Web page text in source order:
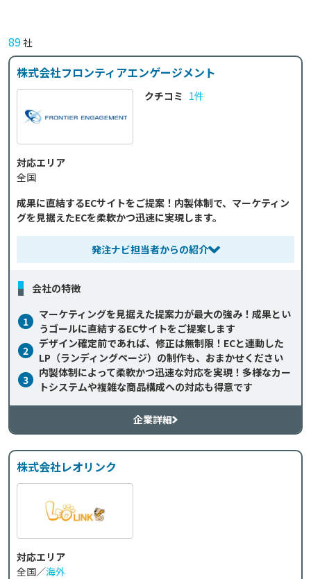
89社
株式会社フロンティアエンゲージメント
クチコミ 1件
対応エリア
全国
成果に直結するECサイトをご提案！内製体制で、マーケティン
グを見据えたECを柔軟かつ迅速に実現します。
発注ナビ担当者からの紹介
会社の特徴
1
マーケティングを見据えた提案力が最大の強み！成果とい
うゴールに直結するECサイトをご提案します
2
デザイン確定前であれば、修正は無制限！ECと連動した
LP（ランディングページ）の制作も、おまかせください
3
内製体制によって柔軟かつ迅速な対応を実現！多様なカー
トシステムや複雑な商品構成への対応も得意です
企業詳細
株式会社レオリンク
対応エリア
全国／海外